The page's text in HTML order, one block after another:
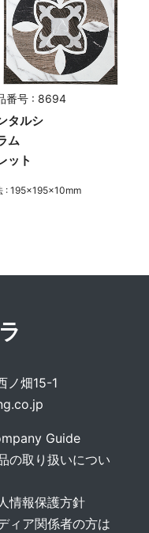
番号 : 8694
タルシ
ム
ット
: 195×195×10mm
ノ畑15-1
Guide
の取り扱いについ
情報保護方針
ィア関係者の方は